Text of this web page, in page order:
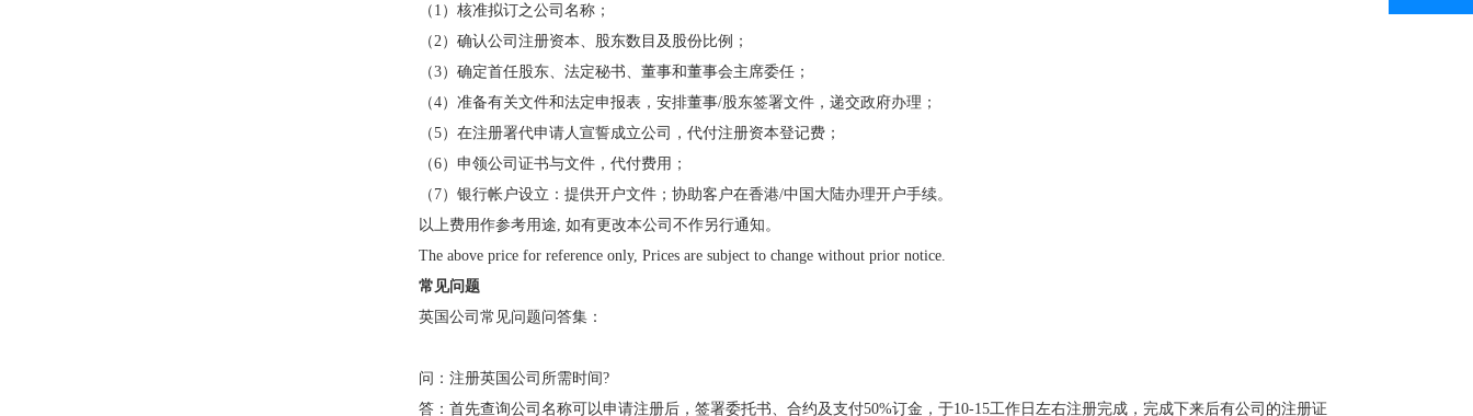
（1）核准拟订之公司名称；
（2）确认公司注册资本、股东数目及股份比例；
（3）确定首任股东、法定秘书、董事和董事会主席委任；
（4）准备有关文件和法定申报表，安排董事/股东签署文件，递交政府办理；
（5）在注册署代申请人宣誓成立公司，代付注册资本登记费；
（6）申领公司证书与文件，代付费用；
（7）银行帐户设立：提供开户文件；协助客户在香港/中国大陆办理开户手续。
以上费用作参考用途, 如有更改本公司不作另行通知。
The above price for reference only, Prices are subject to change without prior notice.
常见问题
英国公司常见问题问答集：
问： 注册英国公司所需时间?
答： 首先查询公司名称可以申请注册后，签署委托书、合约及支付50%订金，于10-15工作日左右注册完成，完成下来后有公司的注册证